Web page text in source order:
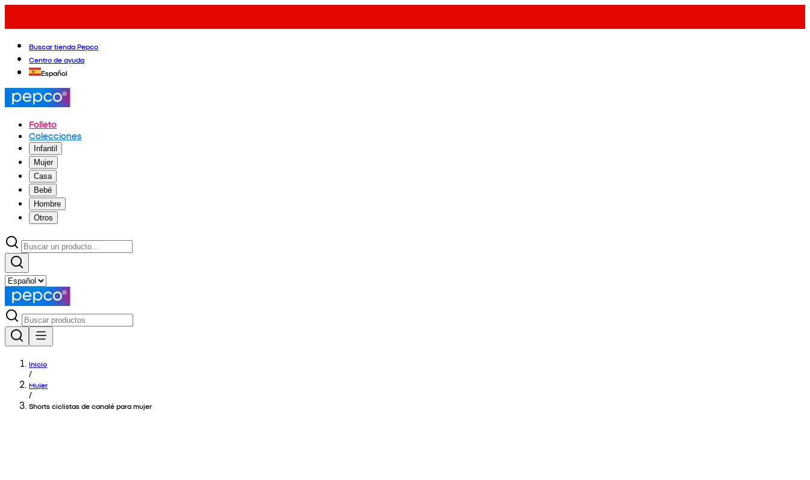
Buscar tienda Pepco
Centro de ayuda
Español
Folleto
Colecciones
Infantil
Mujer
Casa
Bebé
Hombre
Otros
Inicio
/
Mujer
/
Shorts ciclistas de canalé para mujer